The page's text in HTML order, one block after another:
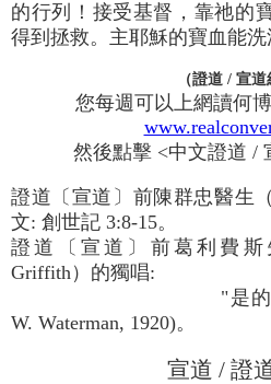
的行列！接受基督，靠祂的
得到拯救。主耶穌的寶血能洗
（證道 / 宣道
您每週可以上網讀何
然後點擊 <中文證道 /
證道〔宣道〕前陳群忠醫生
文: 創世記 3:8-15。
證道〔宣道〕前葛利費斯
Griffith）的獨唱:
"是
W. Waterman, 1920)。
宣道 / 證